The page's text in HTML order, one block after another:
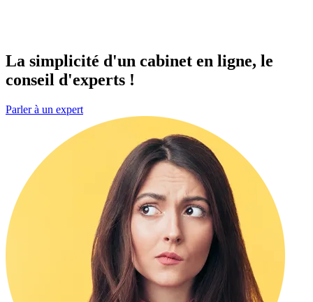
La simplicité d'un cabinet en ligne, le
conseil d'experts !
Parler à un expert